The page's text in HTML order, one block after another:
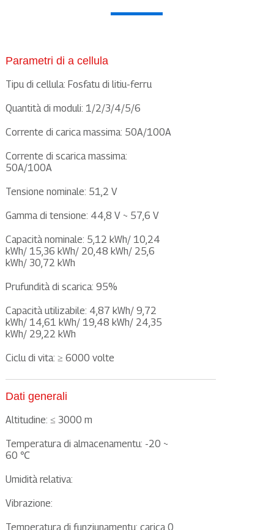
Parametri di a cellula
Tipu di cellula: Fosfatu di litiu-ferru
Quantità di moduli: 1/2/3/4/5/6
Corrente di carica massima: 50A/100A
Corrente di scarica massima:
50A/100A
Tensione nominale: 51,2 V
Gamma di tensione: 44,8 V ~ 57,6 V
Capacità nominale: 5,12 kWh/ 10,24
kWh/ 15,36 kWh/ 20,48 kWh/ 25,6
kWh/ 30,72 kWh
Prufundità di scarica: 95%
Capacità utilizabile: 4,87 kWh/ 9,72
kWh/ 14,61 kWh/ 19,48 kWh/ 24,35
kWh/ 29,22 kWh
Ciclu di vita: ≥ 6000 volte
Dati generali
Altitudine: ≤ 3000 m
Temperatura di almacenamentu: -20 ~
60 ℃
Umidità relativa:
Vibrazione:
Temperatura di funziunamentu: carica 0